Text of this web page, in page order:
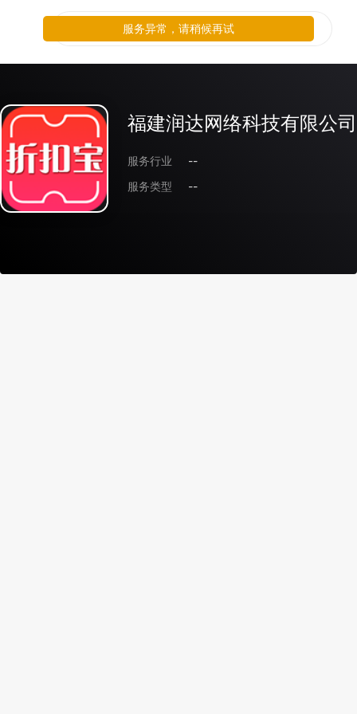
福建润达网络科技有限公司
服务行业
--
服务类型
--
服务异常，请稍候再试